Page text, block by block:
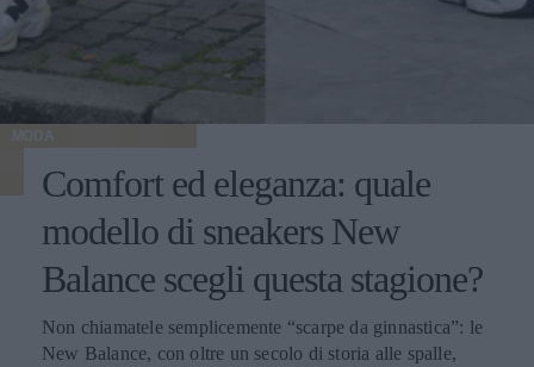
MODA
Comfort ed eleganza: quale
modello di sneakers New
Balance scegli questa stagione?
Non chiamatele semplicemente “scarpe da ginnastica”: le
New Balance, con oltre un secolo di storia alle spalle,